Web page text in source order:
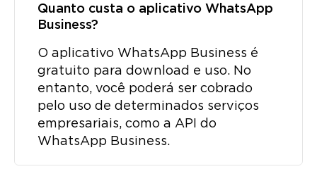
Quanto custa o aplicativo WhatsApp
Business?
O aplicativo WhatsApp Business é
gratuito para download e uso. No
entanto, você poderá ser cobrado
pelo uso de determinados serviços
empresariais, como a API do
WhatsApp Business.